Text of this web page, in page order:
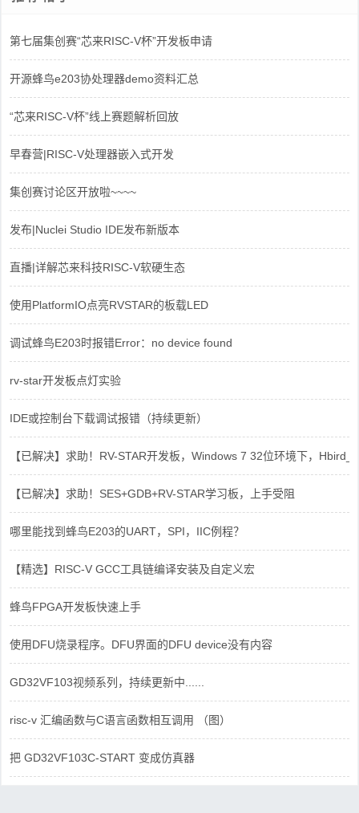
第七届集创赛“芯来RISC-V杯”开发板申请
开源蜂鸟e203协处理器demo资料汇总
“芯来RISC-V杯”线上赛题解析回放
早春营|RISC-V处理器嵌入式开发
集创赛讨论区开放啦~~~~
发布|Nuclei Studio IDE发布新版本
直播|详解芯来科技RISC-V软硬生态
使用PlatformIO点亮RVSTAR的板载LED
调试蜂鸟E203时报错Error：no device found
rv-star开发板点灯实验
IDE或控制台下载调试报错（持续更新）
【已解决】求助！RV-STAR开发板，Windows 7 32位环境下，
【已解决】求助！SES+GDB+RV-STAR学习板，上手受阻
哪里能找到蜂鸟E203的UART，SPI，IIC例程？
【精选】RISC-V GCC工具链编译安装及自定义宏
蜂鸟FPGA开发板快速上手
使用DFU烧录程序。DFU界面的DFU device没有内容
GD32VF103视频系列，持续更新中......
risc-v 汇编函数与C语言函数相互调用 （图）
把 GD32VF103C-START 变成仿真器